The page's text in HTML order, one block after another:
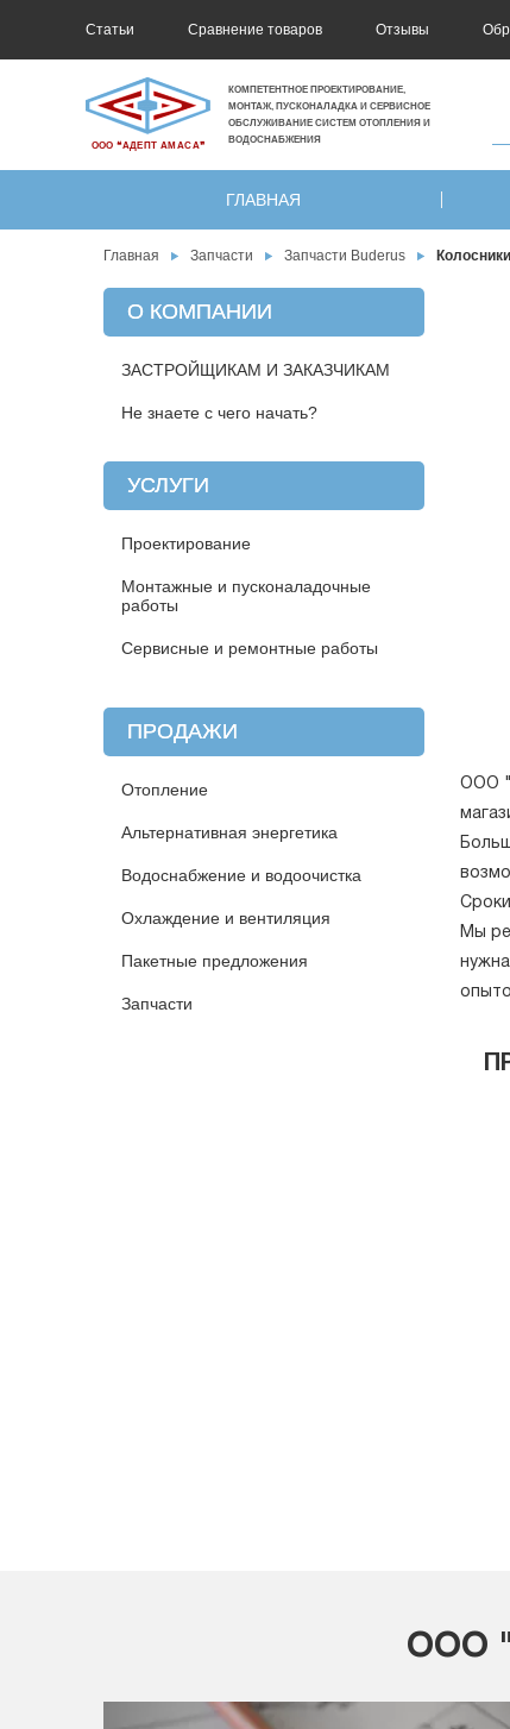
Статьи Сравнение товаров Отзывы
ООО ❝АДЕПТ АМАСА❞
КОМПЕТЕНТНОЕ ПРОЕКТИРОВАНИЕ,
МОНТАЖ, ПУСКОНАЛАДКА И СЕРВИСНОЕ
ОБСЛУЖИВАНИЕ СИСТЕМ ОТОПЛЕНИЯ И
ВОДОСНАБЖЕНИЯ
ГЛАВНАЯ
Главная Запчасти Запчасти Buderus
ООО
Мы
О КОМПАНИИ
ЗАСТРОЙЩИКАМ И ЗАКАЗЧИКАМ
Не знаете с чего начать?
УСЛУГИ
Проектирование
Монтажные и пусконаладочные
работы
Сервисные и ремонтные работы
ПРОДАЖИ
Отопление
Альтернативная энергетика
Водоснабжение и водоочистка
Охлаждение и вентиляция
Пакетные предложения
Запчасти
ООО